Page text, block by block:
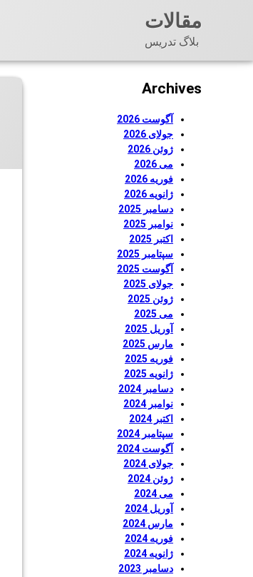
مقالات
بلاگ تدریس
Archives
آگوست 2026
جولای 2026
ژوئن 2026
می 2026
فوریه 2026
ژانویه 2026
دسامبر 2025
نوامبر 2025
اکتبر 2025
سپتامبر 2025
آگوست 2025
جولای 2025
ژوئن 2025
می 2025
آوریل 2025
مارس 2025
فوریه 2025
ژانویه 2025
دسامبر 2024
نوامبر 2024
اکتبر 2024
سپتامبر 2024
آگوست 2024
جولای 2024
ژوئن 2024
می 2024
آوریل 2024
مارس 2024
فوریه 2024
ژانویه 2024
دسامبر 2023